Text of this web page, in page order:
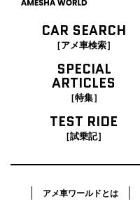
CAR SEARCH
［アメ車検索］
SPECIAL
ARTICLES
［特集］
TEST RIDE
［試乗記］
アメ車ワールドとは